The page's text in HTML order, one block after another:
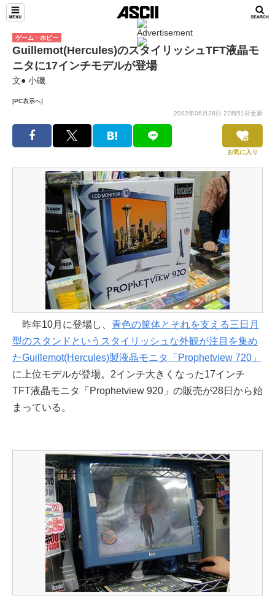
ゲーム・ホビー
Guillemot(Hercules)のスタイリッシュTFT液晶モ
ニタに17インチモデルが登場
文● 小磯
[PC表示へ]
2002年06月28日 22時51分更新
お気に入り
昨年10月に登場し、 青色の筐体とそれを支える三日月
型のスタンドというスタイリッシュな外観が注目を集め
たGuillemot(Hercules)製液晶モニタ「Prophetview 720」
に上位モデルが登場。2インチ大きくなった17インチ
TFT液晶モニタ「Prophetview 920」の販売が28日から始
まっている。